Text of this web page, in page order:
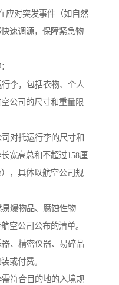
应对突发事件（如自然
速调源，保障紧急物
李，包括衣物、个人
公司的尺寸和重量限
对托运行李的尺寸和
宽高总和不超过158厘
，具体以航空公司规
爆物品、腐蚀性物
空公司公布的清单。
、精密仪器、易碎品
或付费。
符合目的地的入境规